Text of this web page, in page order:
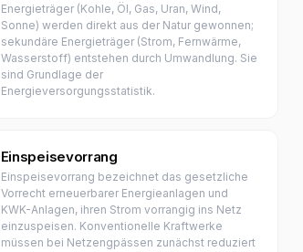
Energieträger (Kohle, Öl, Gas, Uran, Wind,
Sonne) werden direkt aus der Natur gewonnen;
sekundäre Energieträger (Strom, Fernwärme,
Wasserstoff) entstehen durch Umwandlung. Sie
sind Grundlage der
Energieversorgungsstatistik.
Einspeisevorrang
Einspeisevorrang bezeichnet das gesetzliche
Vorrecht erneuerbarer Energieanlagen und
KWK-Anlagen, ihren Strom vorrangig ins Netz
einzuspeisen. Konventionelle Kraftwerke
müssen bei Netzengpässen zunächst reduziert